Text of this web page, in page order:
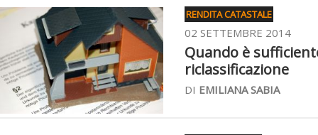
RENDITA CATASTALE
02 SETTEMBRE 2014
Quando è
riclassificazione
DI EMILIANA SABIA